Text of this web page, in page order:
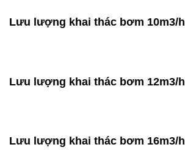
Lưu lượng khai thác bơm 10m3/h
Lưu lượng khai thác bơm 12m3/h
Lưu lượng khai thác bơm 16m3/h